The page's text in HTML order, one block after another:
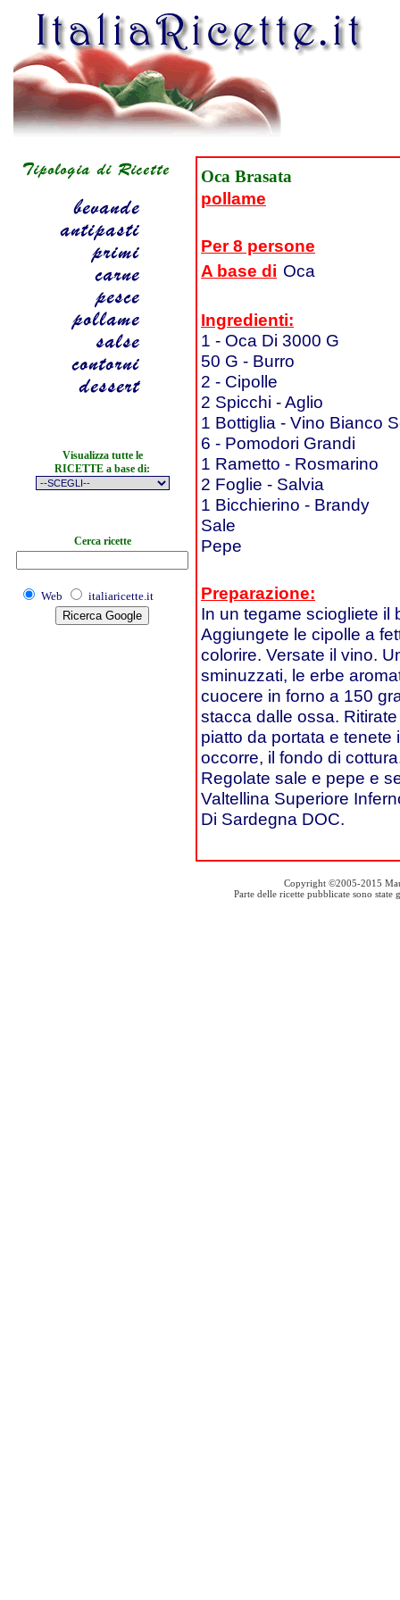
Visualizza tutte le
RICETTE a base di:
Cerca ricette
Web italiaricette.it
Oca Brasata
pollame
Per 8 persone
A base di Oca
Ingredienti:
1 - Oca Di 3000 G
50 G - Burro
2 - Cipolle
2 Spicchi - Aglio
1 Bottiglia - Vino Bianco
6 - Pomodori Grandi
1 Rametto - Rosmarino
2 Foglie - Salvia
1 Bicchierino - Brandy
Sale
Pepe
Preparazione:
In un tegame sciogliete il
Aggiungete le cipolle a
colorire. Versate il vino.
sminuzzati, le erbe
cuocere in forno a 150
stacca dalle ossa.
piatto da portata e
occorre, il fondo di
Regolate sale e pepe e
Valtellina Superiore
Di Sardegna DOC.
Copyright ©2005-2015
Parte delle ricette pubblicate sono state